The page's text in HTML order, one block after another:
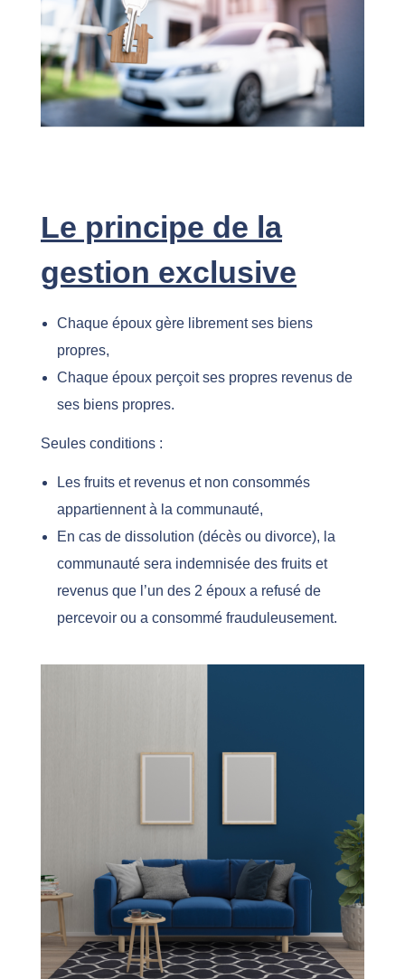
Le principe de la
gestion exclusive
Chaque époux gère librement ses biens
propres,
Chaque époux perçoit ses propres revenus de
ses biens propres.
Seules conditions :
Les fruits et revenus et non consommés
appartiennent à la communauté,
En cas de dissolution (décès ou divorce), la
communauté sera indemnisée des fruits et
revenus que l’un des 2 époux a refusé de
percevoir ou a consommé frauduleusement.